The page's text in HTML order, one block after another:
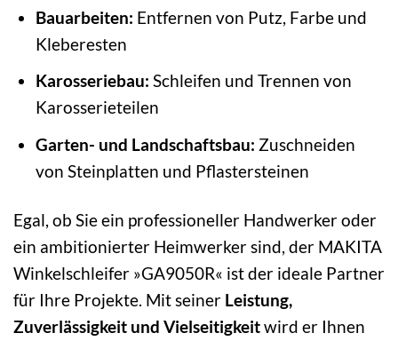
Bauarbeiten: Entfernen von Putz, Farbe und
Kleberesten
Karosseriebau: Schleifen und Trennen von
Karosserieteilen
Garten- und Landschaftsbau: Zuschneiden
von Steinplatten und Pflastersteinen
Egal, ob Sie ein professioneller Handwerker oder
ein ambitionierter Heimwerker sind, der MAKITA
Winkelschleifer »GA9050R« ist der ideale Partner
für Ihre Projekte. Mit seiner Leistung,
Zuverlässigkeit und Vielseitigkeitwird er Ihnen